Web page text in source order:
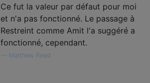
Ce fut la valeur par défaut pour moi
et n'a pas fonctionné. Le passage à
Restreint comme Amit l'a suggéré a
fonctionné, cependant.
Matthew Read